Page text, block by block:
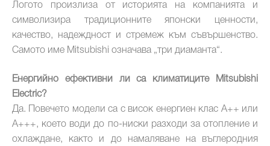
Логото произлиза от историята на компанията и
символизира традиционните японски ценности,
качество, надеждност и стремеж към съвършенство.
Самото име Mitsubishi означава „три диаманта“.
Енергийно ефективни ли са климатиците Mitsubishi
Electric?
Да. Повечето модели са с висок енергиен клас A++ или
A+++, което води до по-ниски разходи за отопление и
охлаждане, както и до намаляване на въглеродния